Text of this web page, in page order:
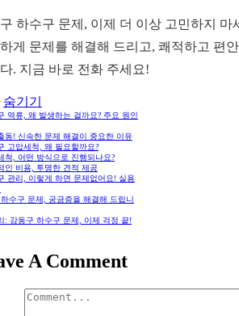
하수구 문제, 이제 더 이상 고민하지
게 문제를 해결해 드리고, 쾌적하고 편
. 지금 바로 전화 주세요!
숨기기
역류, 왜 발생하는 걸까요? 주요 원인
동! 신속한 문제 해결이 중요한 이유
고압세척, 왜 필요할까요?
척, 어떤 방식으로 진행되나요?
인 비용, 투명한 견적 제공
관리, 이렇게 하면 문제없어요! 실용
하수구 문제, 궁금증을 해결해 드립니
: 강동구 하수구 문제, 이제 걱정 끝!
A Comment